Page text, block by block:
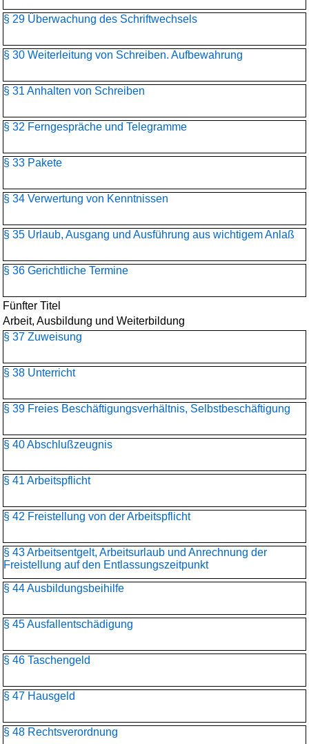
§ 29 Überwachung des Schriftwechsels
§ 30 Weiterleitung von Schreiben. Aufbewahrung
§ 31 Anhalten von Schreiben
§ 32 Ferngespräche und Telegramme
§ 33 Pakete
§ 34 Verwertung von Kenntnissen
§ 35 Urlaub, Ausgang und Ausführung aus wichtigem Anlaß
§ 36 Gerichtliche Termine
Fünfter Titel
Arbeit, Ausbildung und Weiterbildung
§ 37 Zuweisung
§ 38 Unterricht
§ 39 Freies Beschäftigungsverhältnis, Selbstbeschäftigung
§ 40 Abschlußzeugnis
§ 41 Arbeitspflicht
§ 42 Freistellung von der Arbeitspflicht
§ 43 Arbeitsentgelt, Arbeitsurlaub und Anrechnung der
Freistellung auf den Entlassungszeitpunkt
§ 44 Ausbildungsbeihilfe
§ 45 Ausfallentschädigung
§ 46 Taschengeld
§ 47 Hausgeld
§ 48 Rechtsverordnung